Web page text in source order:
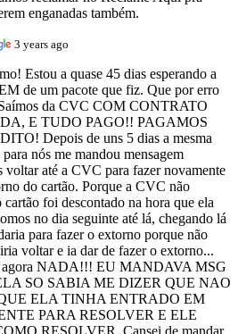
enganadas também.
3 years ago
Estou a quase 45 dias esperando a
de um pacote que fiz. Que por erro
da CVC COM CONTRATO
E TUDO PAGO!! PAGAMOS
Depois de uns 5 dias a mesma
nós me mandou mensagem
até a CVC para fazer novamente
do cartão. Porque a CVC não
foi descontado na hora que ela
no dia seguinte até lá, chegando lá
para fazer o extorno porque não
voltar e ia dar de fazer o extorno...
agora NADA!!! EU MANDAVA MSG
SO SABIA ME DIZER QUE NAO
ELA TINHA ENTRADO EM
PARA RESOLVER E ELE
RESOLVER. Cansei de mandar